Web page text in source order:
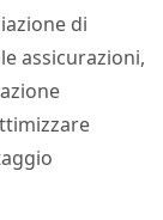
di
assicurazioni,